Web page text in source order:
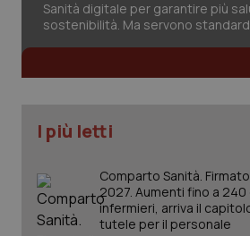
Quotidiano Chirurgia
Quotidiano Oncologia
Quotidiano Pediatria
Rene & patologie
Sanità digitale per garantire più
sostenibilità. Ma servono
I più letti
Comparto Sanità.
2027. Aumenti fino a
infermieri, arriva il
tutele per il personale
navigazione sulle pagine e l'accesso
protette del sito. Il sito web non è in